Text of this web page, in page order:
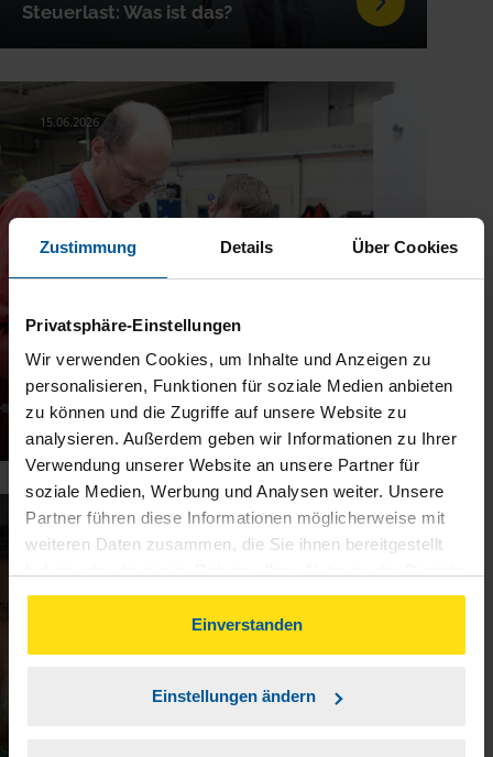
Zustimmung Details Über Cookies
Privatsphäre-Einstellungen
Wir verwenden Cookies, um Inhalte und Anzeigen zu
personalisieren, Funktionen für soziale Medien anbieten
zu können und die Zugriffe auf unsere Website zu
analysieren. Außerdem geben wir Informationen zu Ihrer
Verwendung unserer Website an unsere Partner für
soziale Medien, Werbung und Analysen weiter. Unsere
Partner führen diese Informationen möglicherweise mit
weiteren Daten zusammen, die Sie ihnen bereitgestellt
gesammelt haben. Indem Sie auf Einverstanden klicken,
können Sie der Verwendung von Cookies, gemäß
unserer
Einverstanden
Einstellungen ändern
Steuerlast: Was ist das?
Kurzarbeit und Steuer - kurz
erklärt
15.06.2026
15.06.2026